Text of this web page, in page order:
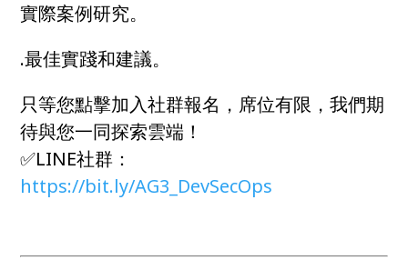
實際案例研究。
.最佳實踐和建議。
只等您點擊加入社群報名，席位有限，我們期
待與您一同探索雲端！
✅LINE社群：
https://bit.ly/AG3_DevSecOps